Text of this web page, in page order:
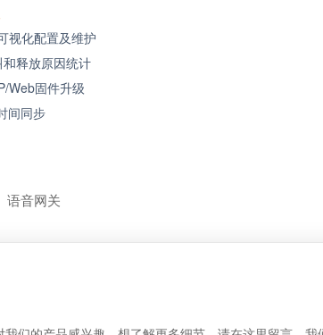
视化配置及维
叫和释放原因统
Web固件升级
动时间同
语音网关